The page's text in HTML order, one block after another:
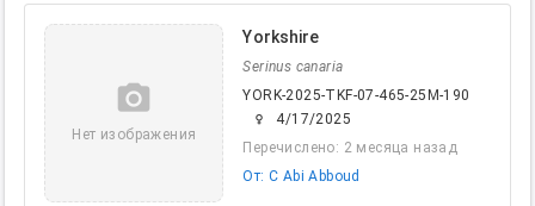
camera_alt
Нет изображения
Yorkshire
Serinus canaria
YORK-2025-TKF-07-465-25M-190
female
4/17/2025
Перечислено: 2 месяца назад
От: C Abi Abboud